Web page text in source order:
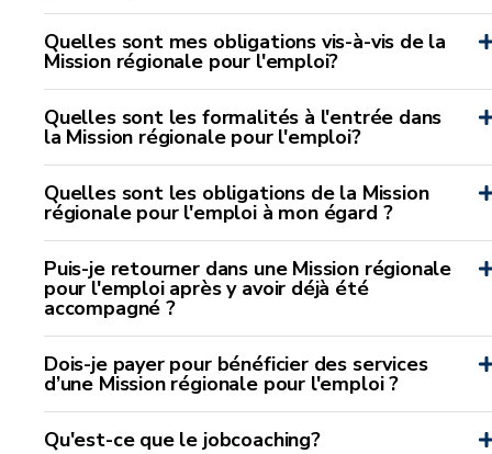
Quelles sont mes obligations vis-à-vis de la
Mission régionale pour l'emploi?
Quelles sont les formalités à l'entrée dans
la Mission régionale pour l'emploi?
Quelles sont les obligations de la Mission
régionale pour l'emploi à mon égard ?
Puis-je retourner dans une Mission régionale
pour l'emploi après y avoir déjà été
accompagné ?
Dois-je payer pour bénéficier des services
d’une Mission régionale pour l'emploi ?
Qu'est-ce que le jobcoaching?